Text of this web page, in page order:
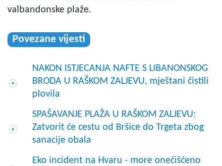
valbandonske plaže.
Povezane vijesti
NAKON ISTJECANJA NAFTE S LIBANONSKOG
BRODA U RAŠKOM ZALJEVU, mještani čistili
plovila
SPAŠAVANJE PLAŽA U RAŠKOM ZALJEVU:
Zatvorit će cestu od Bršice do Trgeta zbog
sanacije obala
Eko incident na Hvaru - more onečišćeno